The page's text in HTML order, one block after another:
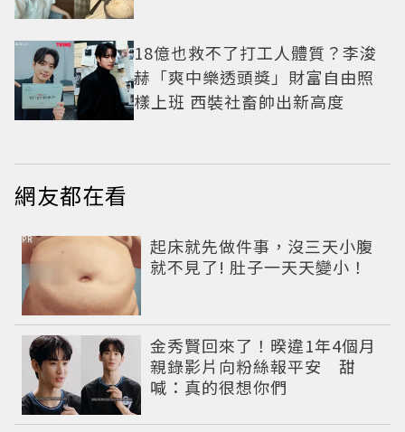
18億也救不了打工人體質？李浚
赫「爽中樂透頭獎」財富自由照
樣上班 西裝社畜帥出新高度
網友都在看
起床就先做件事，沒三天小腹
就不見了! 肚子一天天變小！
PR
金秀賢回來了！暌違1年4個月
親錄影片向粉絲報平安 甜
喊：真的很想你們